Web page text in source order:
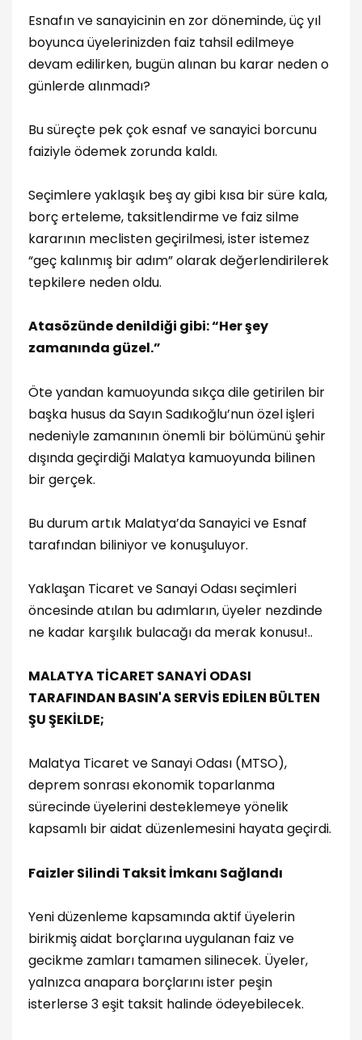
Esnafın ve sanayicinin en zor döneminde, üç yıl
boyunca üyelerinizden faiz tahsil edilmeye
devam edilirken, bugün alınan bu karar neden o
günlerde alınmadı?
Bu süreçte pek çok esnaf ve sanayici borcunu
faiziyle ödemek zorunda kaldı.
Seçimlere yaklaşık beş ay gibi kısa bir süre kala,
borç erteleme, taksitlendirme ve faiz silme
kararının meclisten geçirilmesi, ister istemez
“geç kalınmış bir adım” olarak değerlendirilerek
tepkilere neden oldu.
Atasözünde denildiği gibi: “Her şey
zamanında güzel.”
Öte yandan kamuoyunda sıkça dile getirilen bir
başka husus da Sayın Sadıkoğlu’nun özel işleri
nedeniyle zamanının önemli bir bölümünü şehir
dışında geçirdiği Malatya kamuoyunda bilinen
bir gerçek.
Bu durum artık Malatya’da Sanayici ve Esnaf
tarafından biliniyor ve konuşuluyor.
Yaklaşan Ticaret ve Sanayi Odası seçimleri
öncesinde atılan bu adımların, üyeler nezdinde
ne kadar karşılık bulacağı da merak konusu!..
MALATYA TİCARET SANAYİ ODASI
TARAFINDAN BASIN'A SERVİS EDİLEN BÜLTEN
ŞU ŞEKİLDE;
Malatya Ticaret ve Sanayi Odası (MTSO),
deprem sonrası ekonomik toparlanma
sürecinde üyelerini desteklemeye yönelik
kapsamlı bir aidat düzenlemesini hayata geçirdi.
Faizler Silindi Taksit İmkanı Sağlandı
Yeni düzenleme kapsamında aktif üyelerin
birikmiş aidat borçlarına uygulanan faiz ve
gecikme zamları tamamen silinecek. Üyeler,
yalnızca anapara borçlarını ister peşin
isterlerse 3 eşit taksit halinde ödeyebilecek.